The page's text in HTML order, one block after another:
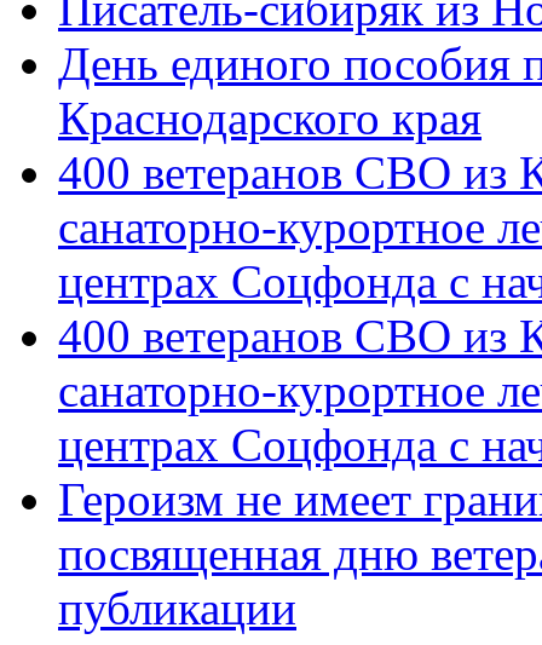
День единого пособия
Краснодарского края
400 ветеранов СВО из
санаторно-курортное
центрах Соцфонда с
400 ветеранов СВО из
санаторно-курортное
центрах Соцфонда с
Героизм не имеет
посвященная дню
публикации